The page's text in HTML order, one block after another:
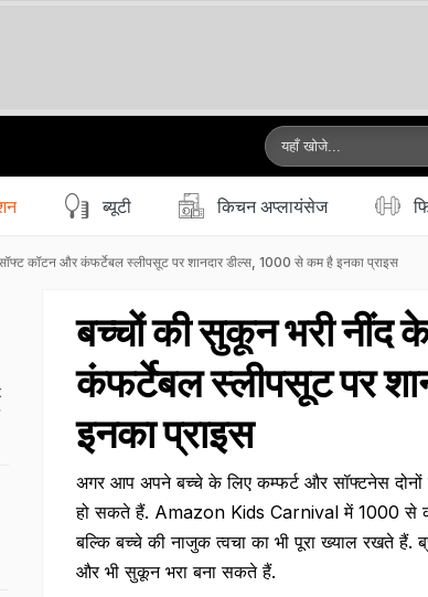
ब्‍यूटी किचन अप्लायंसेज
कॉटन और कंफर्टेबल स्लीपसूट पर शानदार डील्स, ₹1000 से कम है इनका प्राइस
बच्चों की सुकून भरी नींद
कंफर्टेबल स्लीपसूट पर
इनका प्राइस
अगर आप अपने बच्चे के लिए कम्फर्ट और सॉफ्टनेस
हो सकते हैं. Amazon Kids Carnival में ₹1000 से
बल्कि बच्चे की नाजुक त्वचा का भी पूरा ख्याल रखते
और भी सुकून भरा बना सकते हैं.